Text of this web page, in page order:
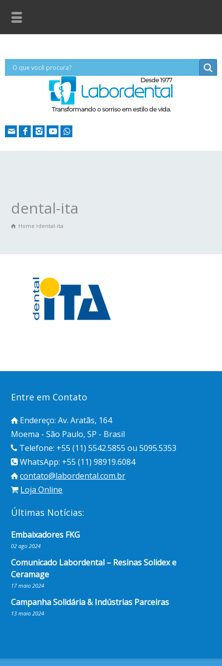
dental-ita
Home dental-ita
Entre em Contato
Endereço: Av. Aratãs, 164
Moema - São Paulo, SP - Brasil
Telefone: +55 (11) 5542.5855 ou 5095.5353
WhatsApp: +55 (11) 98919.6084
contato@labordental.com.br
Loja Online
Últimas Notícias:
Embaixadores FKG
02 ago 2024
Comunicado Labordental – Resinas Solidex e
Ceramage
17 maio 2024
Campanha Solidária & Indústrias Parceiras
13 maio 2024